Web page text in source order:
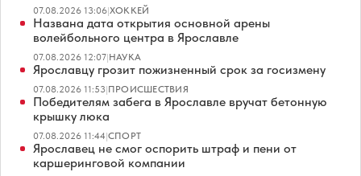
07.08.2026 13:06|ХОККЕЙ
Названа дата открытия основной арены
волейбольного центра в Ярославле
07.08.2026 12:07|НАУКА
Ярославцу грозит пожизненный срок за госизмену
07.08.2026 11:53|ПРОИСШЕСТВИЯ
Победителям забега в Ярославле вручат бетонную
крышку люка
07.08.2026 11:44|СПОРТ
Ярославец не смог оспорить штраф и пени от
каршеринговой компании